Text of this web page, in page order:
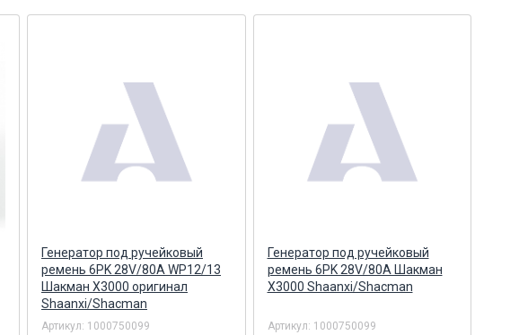
Генератор под ручейковый
ремень 6PK 28V/80A WP12/13
Шакман X3000 оригинал
Shaanxi/Shacman
Артикул: 1000750099
Генератор под ручейковый
ремень 6PK 28V/80A Шакман
X3000 Shaanxi/Shacman
Артикул: 1000750099